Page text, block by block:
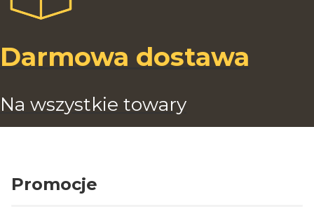
Darmowa dostawa
Na wszystkie towary
Promocje